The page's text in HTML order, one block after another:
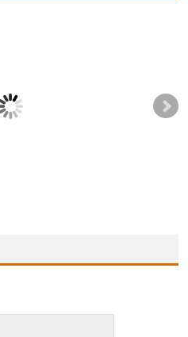
2023年11月25日(土),26